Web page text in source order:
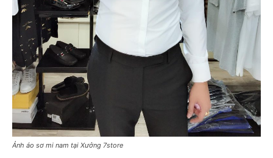
Ảnh áo sơ mi nam tại Xưởng 7store